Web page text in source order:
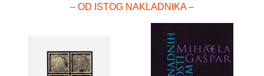
– OD ISTOG NAKLADNIKA –